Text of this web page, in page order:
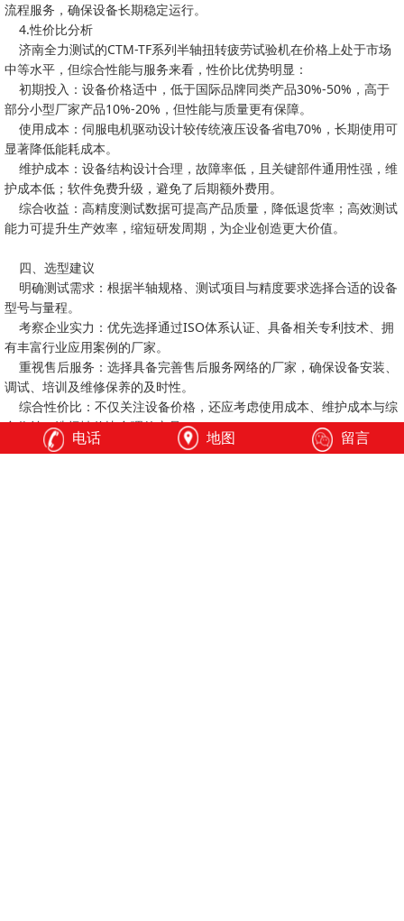
流程服务，确保设备长期稳定运行。
4.性价比分析
济南全力测试的CTM-TF系列半轴扭转疲劳试验机在价格上处于市场
中等水平，但综合性能与服务来看，性价比优势明显：
初期投入：设备价格适中，低于国际品牌同类产品30%-50%，高于
部分小型厂家产品10%-20%，但性能与质量更有保障。
使用成本：伺服电机驱动设计较传统液压设备省电70%，长期使用可
显著降低能耗成本。
维护成本：设备结构设计合理，故障率低，且关键部件通用性强，维
护成本低；软件免费升级，避免了后期额外费用。
综合收益：高精度测试数据可提高产品质量，降低退货率；高效测试
能力可提升生产效率，缩短研发周期，为企业创造更大价值。
四、选型建议
明确测试需求：根据半轴规格、测试项目与精度要求选择合适的设备
型号与量程。
考察企业实力：优先选择通过ISO体系认证、具备相关专利技术、拥
有丰富行业应用案例的厂家。
重视售后服务：选择具备完善售后服务网络的厂家，确保设备安装、
调试、培训及维修保养的及时性。
综合性价比：不仅关注设备价格，还应考虑使用成本、维护成本与综
合收益，选择性价比合理的产品。
电话 地图 留言